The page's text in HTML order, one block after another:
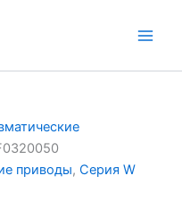
приводы, Серия W